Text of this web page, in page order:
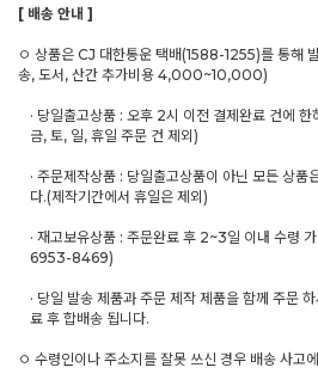
[ 배송 안내 ]
ㅇ 상품은 CJ 대한통운 택배(1588-1255)를 통해
송, 도서, 산간 추가비용 4,000~10,000)
· 당일출고상품 : 오후 2시 이전 결제완료 건에
금, 토, 일, 휴일 주문 건 제외)
· 주문제작상품 : 당일출고상품이 아닌 모든 상
다.(제작기간에서 휴일은 제외)
· 재고보유상품 : 주문완료 후 2~3일 이내 수령
6953-8469)
· 당일 발송 제품과 주문 제작 제품을 함께 주문
료 후 합배송 됩니다.
ㅇ 수령인이나 주소지를 잘못 쓰신 경우 배송 사고